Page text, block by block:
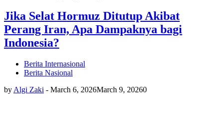
Jika Selat Hormuz Ditutup Akibat
Perang Iran, Apa Dampaknya bagi
Indonesia?
Berita Internasional
Berita Nasional
by Algi Zaki - March 6, 2026March 9, 20260